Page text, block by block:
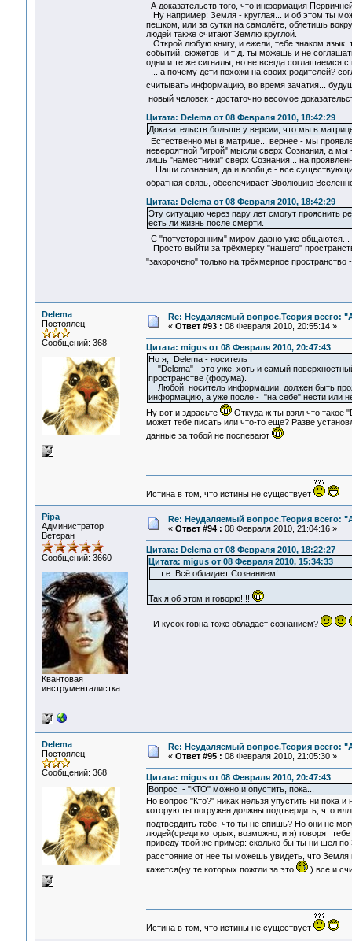
А доказательств того, что информация
Ну например: Земля - круглая... и об этом ты
пешком, или за сутки на самолёте, облетишь
людей также считают Землю круглой.
Открой любую книгу, и ежели, тебе знаком язык,
событий, сюжетов и т д. ты можешь и не
одни и те же сигналы, но не всегда соглашаемся
... а почему дети похожи на своих родителей?
считывать информацию, во время зачатия...
новый человек - достаточно весомое
Цитата: Delema от 08 Февраля 2010, 18:42:29
Доказательств больше у версии, что мы в
Естественно мы в матрице... вернее - мы
невероятной "игрой" мысли сверх Сознания, а
лишь "наместники" сверх Сознания... на
Наши сознания, да и вообще - все
обратная связь, обеспечивает Эволюцию
Цитата: Delema от 08 Февраля 2010, 18:42:29
Эту ситуацию через пару лет смогут прояснить
есть ли жизнь после смерти.
С "потусторонним" миром давно уже
Просто выйти за трёхмерку "нашего"
"закорочено" только на трёхмерное
Delema
Постоялец
Сообщений: 368
Re: Неудаляемый вопрос.Теория всего:
« Ответ #93 : 08 Февраля 2010, 20:55:14 »
Цитата: migus от 08 Февраля 2010, 20:47:43
Но я, Delema - носитель
"Delema" - это уже, хоть и самый
пространстве (форума).
Любой носитель информации, должен быть
информацию, а уже после - "на себе" нести или
Ну вот и здрасьте
Откуда ж ты взял что такое
может тебе писать или что-то еще? Разве
данные за тобой не поспевают
Истина в том, что истины не существует
Pipa
Администратор
Ветеран
Сообщений: 3660
Квантовая
инструменталистка
Re: Неудаляемый вопрос.Теория всего:
« Ответ #94 : 08 Февраля 2010, 21:04:16 »
Цитата: Delema от 08 Февраля 2010, 18:22:27
Цитата: migus от 08 Февраля 2010, 15:34:33
... т.е. Всё обладает Сознанием!
Так я об этом и говорю!!!!
И кусок говна тоже обладает сознанием?
Delema
Постоялец
Сообщений: 368
Re: Неудаляемый вопрос.Теория всего:
« Ответ #95 : 08 Февраля 2010, 21:05:30 »
Цитата: migus от 08 Февраля 2010, 20:47:43
Вопрос - "КТО" можно и опустить, пока...
Но вопрос "Кто?" никак нельзя упустить ни пока
которую ты погружен должны подтвердить, что
подтвердить тебе, что ты не спишь? Но они не
людей(среди которых, возможно, и я) говорят
приведу твой же пример: сколько бы ты ни шел
расстояние от нее ты можешь увидеть, что Земля
кажется(ну те которых пожгли за это
) все и
Истина в том, что истины не существует